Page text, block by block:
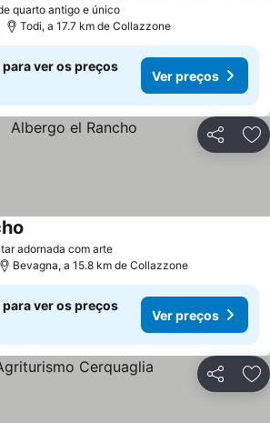
quarto antigo e único
Todi, a 17.7 km de Collazzone
ver os preços
Ver preços
Partilhar
adornada com arte
Bevagna, a 15.8 km de Collazzone
ver os preços
Ver preços
Partilhar